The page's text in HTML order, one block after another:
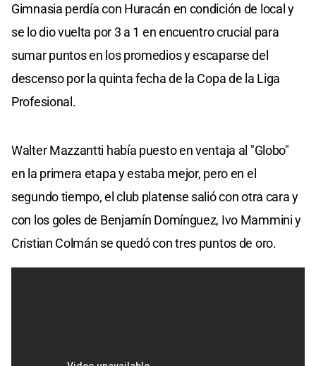
Gimnasia perdía con Huracán en condición de local y
se lo dio vuelta por 3 a 1 en encuentro crucial para
sumar puntos en los promedios y escaparse del
descenso por la quinta fecha de la Copa de la Liga
Profesional.
Walter Mazzantti había puesto en ventaja al "Globo"
en la primera etapa y estaba mejor, pero en el
segundo tiempo, el club platense salió con otra cara y
con los goles de Benjamín Domínguez, Ivo Mammini y
Cristian Colmán se quedó con tres puntos de oro.